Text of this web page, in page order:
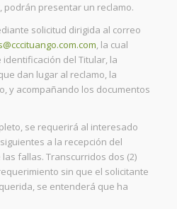
podrán presentar un reclamo.
solicitud dirigida al correo
, la cual
del Titular, la
dan lugar al reclamo, la
y acompañando los documentos
se requerirá al interesado
a la recepción del
fallas. Transcurridos dos (2)
sin que el solicitante
se entenderá que ha